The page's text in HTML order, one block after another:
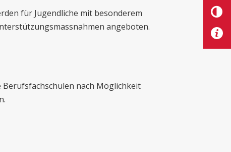
für Jugendliche mit besonderem
angeboten.
nach Möglichkeit